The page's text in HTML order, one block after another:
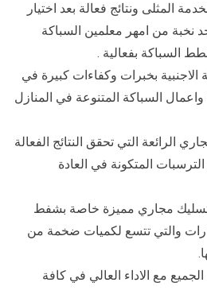
المثلى ونتائج فعالة بعد اختيار
نخبة من امهر معلمين السباكة
السباكة بفعالية .
الاجنبية بخبرات وكفاءات كبيرة في
السباكة المتنوعة في المنازل
الرائعة التي تحقق النتائج الفعالة
المتكونة في العادة
تسليك مجاري مميزة خاصة بشفط
والتي تتسع لكميات ضخمة من
مع الاداء العالي في كافة